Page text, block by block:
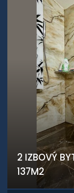
2 IZBOVÝ
137M2